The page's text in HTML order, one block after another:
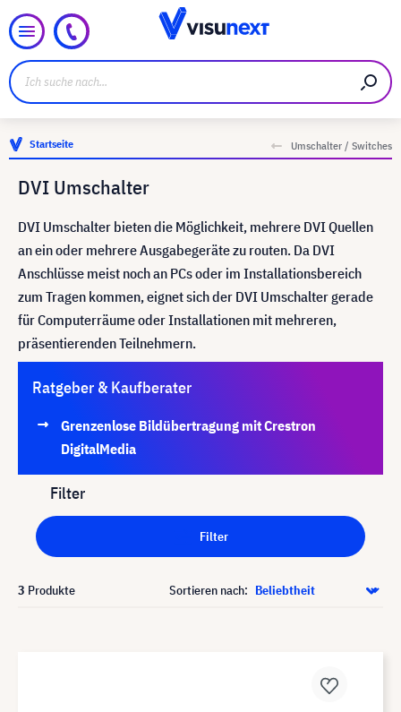
Startseite Umschalter / Switches
DVI Umschalter
DVI Umschalter bieten die Möglichkeit, mehrere DVI Quellen
an ein oder mehrere Ausgabegeräte zu routen. Da DVI
Anschlüsse meist noch an PCs oder im Installationsbereich
zum Tragen kommen, eignet sich der DVI Umschalter gerade
für Computerräume oder Installationen mit mehreren,
präsentierenden Teilnehmern.
Ratgeber & Kaufberater
Grenzenlose Bildübertragung mit Crestron
DigitalMedia
Filter
Filter
3 Produkte Sortieren nach: